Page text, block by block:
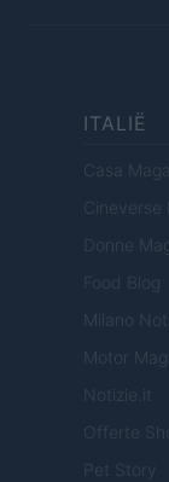
ITALIË
Casa
Cineverse
Donne
Food Blog
Milano
Motor
Notizie.it
Offerte
Pet Story